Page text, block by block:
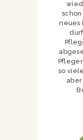
schon
neues
so
aber